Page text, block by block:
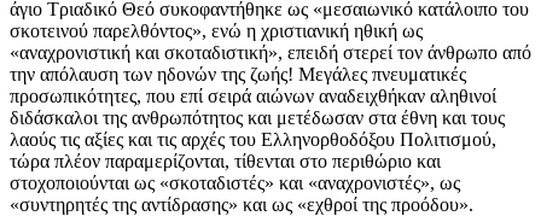
άγιο Τριαδικό Θεό συκοφαντήθηκε ως «μεσαιωνικό κατάλοιπο του
σκοτεινού παρελθόντος», ενώ η χριστιανική ηθική ως
«αναχρονιστική και σκοταδιστική», επειδή στερεί τον άνθρωπο από
την απόλαυση των ηδονών της ζωής! Μεγάλες πνευματικές
προσωπικότητες, που επί σειρά αιώνων αναδειχθήκαν αληθινοί
διδάσκαλοι της ανθρωπότητος και μετέδωσαν στα έθνη και τους
λαούς τις αξίες και τις αρχές του Ελληνορθοδόξου Πολιτισμού,
τώρα πλέον παραμερίζονται, τίθενται στο περιθώριο και
στοχοποιούνται ως «σκοταδιστές» και «αναχρονιστές», ως
«συντηρητές της αντίδρασης» και ως «εχθροί της προόδου».